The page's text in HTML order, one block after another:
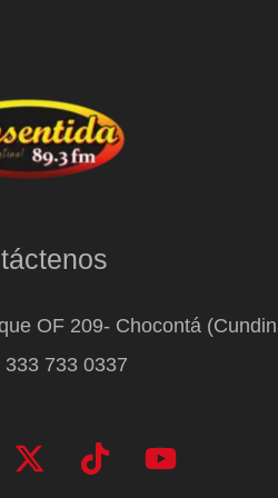
OF 209- Chocontá
333 733 0337